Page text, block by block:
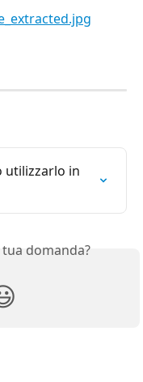
utilizzarlo in
domanda?